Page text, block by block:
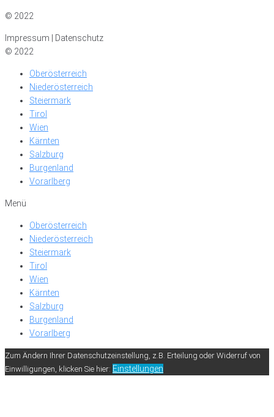
© 2022
Impressum | Datenschutz
© 2022
Oberösterreich
Niederösterreich
Steiermark
Tirol
Wien
Kärnten
Salzburg
Burgenland
Vorarlberg
Menü
Oberösterreich
Niederösterreich
Steiermark
Tirol
Wien
Kärnten
Salzburg
Burgenland
Vorarlberg
Zum Ändern Ihrer Datenschutzeinstellung, z.B. Erteilung oder Widerruf von
Einwilligungen, klicken Sie hier: Einstellungen